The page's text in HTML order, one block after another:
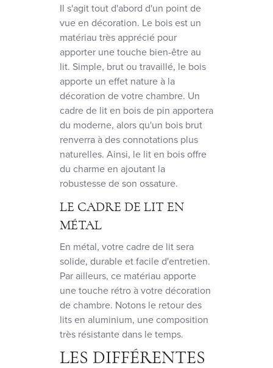
Il s'agit tout d'abord d'un point de
vue en décoration. Le bois est un
matériau très apprécié pour
apporter une touche bien-être au
lit. Simple, brut ou travaillé, le bois
apporte un effet nature à la
décoration de votre chambre. Un
cadre de lit en bois de pin apportera
du moderne, alors qu'un bois brut
renverra à des connotations plus
naturelles. Ainsi, le lit en bois offre
du charme en ajoutant la
robustesse de son ossature.
LE CADRE DE LIT EN
MÉTAL
En métal, votre cadre de lit sera
solide, durable et facile d'entretien.
Par ailleurs, ce matériau apporte
une touche rétro à votre décoration
de chambre. Notons le retour des
lits en aluminium, une composition
très résistante dans le temps.
LES DIFFÉRENTES